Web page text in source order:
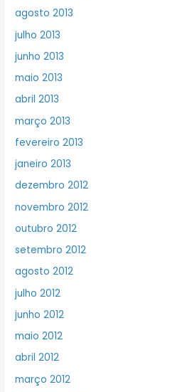
agosto 2013
julho 2013
junho 2013
maio 2013
abril 2013
março 2013
fevereiro 2013
janeiro 2013
dezembro 2012
novembro 2012
outubro 2012
setembro 2012
agosto 2012
julho 2012
junho 2012
maio 2012
abril 2012
março 2012